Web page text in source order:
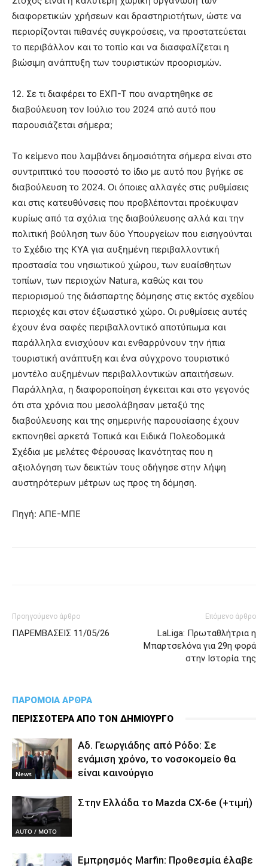
διαφορετικών χρήσεων και δραστηριοτήτων, ώστε να
περιορίζονται πιθανές συγκρούσεις, να προστατεύεται
το περιβάλλον και το τοπίο και να διασφαλίζεται η
βιώσιμη ανάπτυξη των τουριστικών προορισμών.
12. Σε τι διαφέρει το ΕΧΠ-Τ που αναρτηθηκε σε
διαβούλευση τον Ιούλιο του 2024 από αυτό που
παρουσιάζεται σήμερα;
Το κείμενο που λαμβάνει δημοσιότητα σήμερα είναι στο
συντριπτικό του ποσοστό το ίδιο με αυτό που βγήκε σε
διαβούλευση το 2024. Οι όποιες αλλαγές στις ρυθμίσεις
και στις κατευθύνσεις που προβλέπονται προέκυψαν
κυρίως από τα σχόλια της διαβούλευσης αλλά και την
πολιτική βούληση των δύο Υπουργείων που εισηγούνται
το Σχέδιο της ΚΥΑ για αυξημένη περιβαλλοντική
προστασία του νησιωτικού χώρου, των ευαίσθητων
τοπίων, των περιοχών Natura, καθώς και του
περιορισμού της διάσπαρτης δόμησης στις εκτός σχεδίου
περιοχές και στον έξωαστικό χώρο. Οι ρυθμίσεις αυτές
έχουν ένα σαφές περιβαλλοντικό αποτύπωμα και
παράλληλα ενισχύουν και ενθαρρύνουν την ήπια
τουριστική ανάπτυξη και ένα σύγχρονο τουριστικό
μοντέλο αυξημένων περιβαλλοντικών απαιτήσεων.
Παράλληλα, η διαφοροποίηση έγκειται και στο γεγονός
ότι στα χρόνια που μεσολάβησαν μεταξύ της
διαβούλευσης και της σημερινής παρουσίασης έχουν
εκπονηθεί αρκετά Τοπικά και Ειδικά Πολεοδομικά
Σχέδια με μελέτες Φέρουσας Ικανότητας που η
αξιολόγηση των δεικτών τους οδήγησε στην λήψη
αυστηρότερων μέτρων ως προς τη δόμηση.
Πηγή: ΑΠΕ-ΜΠΕ
Προηγούμενο άρθρο
ΠΑΡΕΜΒΑΣΕΙΣ 11/05/26
Επόμενο άρθρο
LaLiga: Πρωταθλήτρια η
Μπαρτσελόνα για 29η φορά
στην Ιστορία της
ΠΑΡΟΜΟΙΑ ΑΡΘΡΑ
ΠΕΡΙΣΣΟΤΕΡΑ ΑΠΟ ΤΟΝ ΔΗΜΙΟΥΡΓΟ
News
Αδ. Γεωργιάδης από Ρόδο: Σε
ενάμιση χρόνο, το νοσοκομείο θα
είναι καινούργιο
AUTO / MOTO
Στην Ελλάδα το Mazda CX-6e (+τιμή)
Εμπρησμός Marfin: Προθεσμία έλαβε